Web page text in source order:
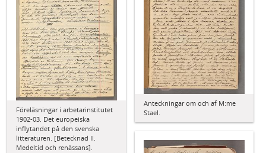
Anteckningar om och af M:me
Stael.
Föreläsningar i arbetarinstitutet
1902-03. Det europeiska
inflytandet på den svenska
litteraturen. [Betecknad II.
Medeltid och renässans].